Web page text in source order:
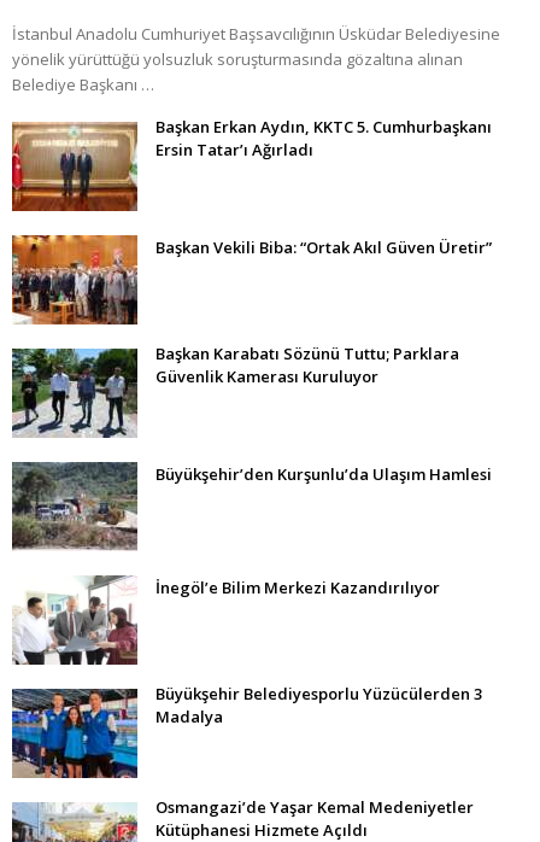
İstanbul Anadolu Cumhuriyet Başsavcılığının Üsküdar Belediyesine
yönelik yürüttüğü yolsuzluk soruşturmasında gözaltına alınan
Belediye Başkanı …
Başkan Erkan Aydın, KKTC 5. Cumhurbaşkanı
Ersin Tatar’ı Ağırladı
Başkan Vekili Biba: “Ortak Akıl Güven Üretir”
Başkan Karabatı Sözünü Tuttu; Parklara
Güvenlik Kamerası Kuruluyor
Büyükşehir’den Kurşunlu’da Ulaşım Hamlesi
İnegöl’e Bilim Merkezi Kazandırılıyor
Büyükşehir Belediyesporlu Yüzücülerden 3
Madalya
Osmangazi’de Yaşar Kemal Medeniyetler
Kütüphanesi Hizmete Açıldı